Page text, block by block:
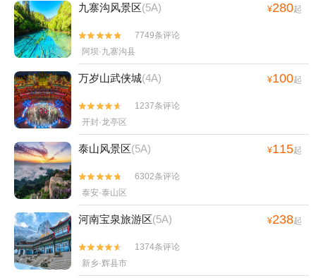
九寨沟风景区(5A) ¥280起


7749条评论
阿坝·九寨沟县
万岁山武侠城(4A) ¥100起


1237条评论
开封·龙亭区
泰山风景区(5A) ¥115起


6302条评论
泰安·泰山区
河南宝泉旅游区(5A) ¥238起


1374条评论
新乡·辉县市